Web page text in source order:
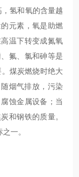
氢和氧的含量越
元素，氧是助燃
温下转变成氮氧
氟、氯和砷等是
煤炭燃烧时绝大
烟气排放，污染
蚀金属设备；当
和钢铁的质量。
一。